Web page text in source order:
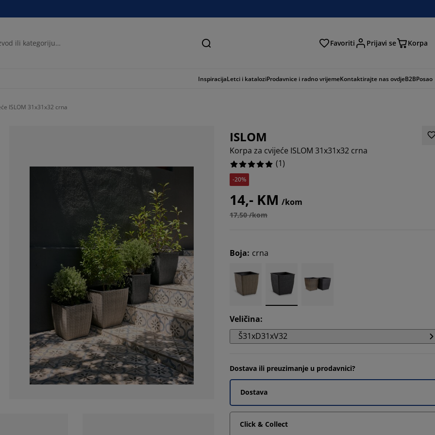
Traži Favoriti Prijavi se Korpa
InspiracijaLetci i kataloziProdavnice i radno vrijemeKontaktirajte nas ovdjeB2BPosao
ISLOM 31x31x32 crna
ISLOM
Korpa za cvijeće ISLOM 31x31x32 crna
(1)
-20%
14,- KM /kom
17,50 /kom
Boja: crna
Veličina:
Š31xD31xV32
Dostava ili preuzimanje u prodavnici?
Dostava
Click & Collect